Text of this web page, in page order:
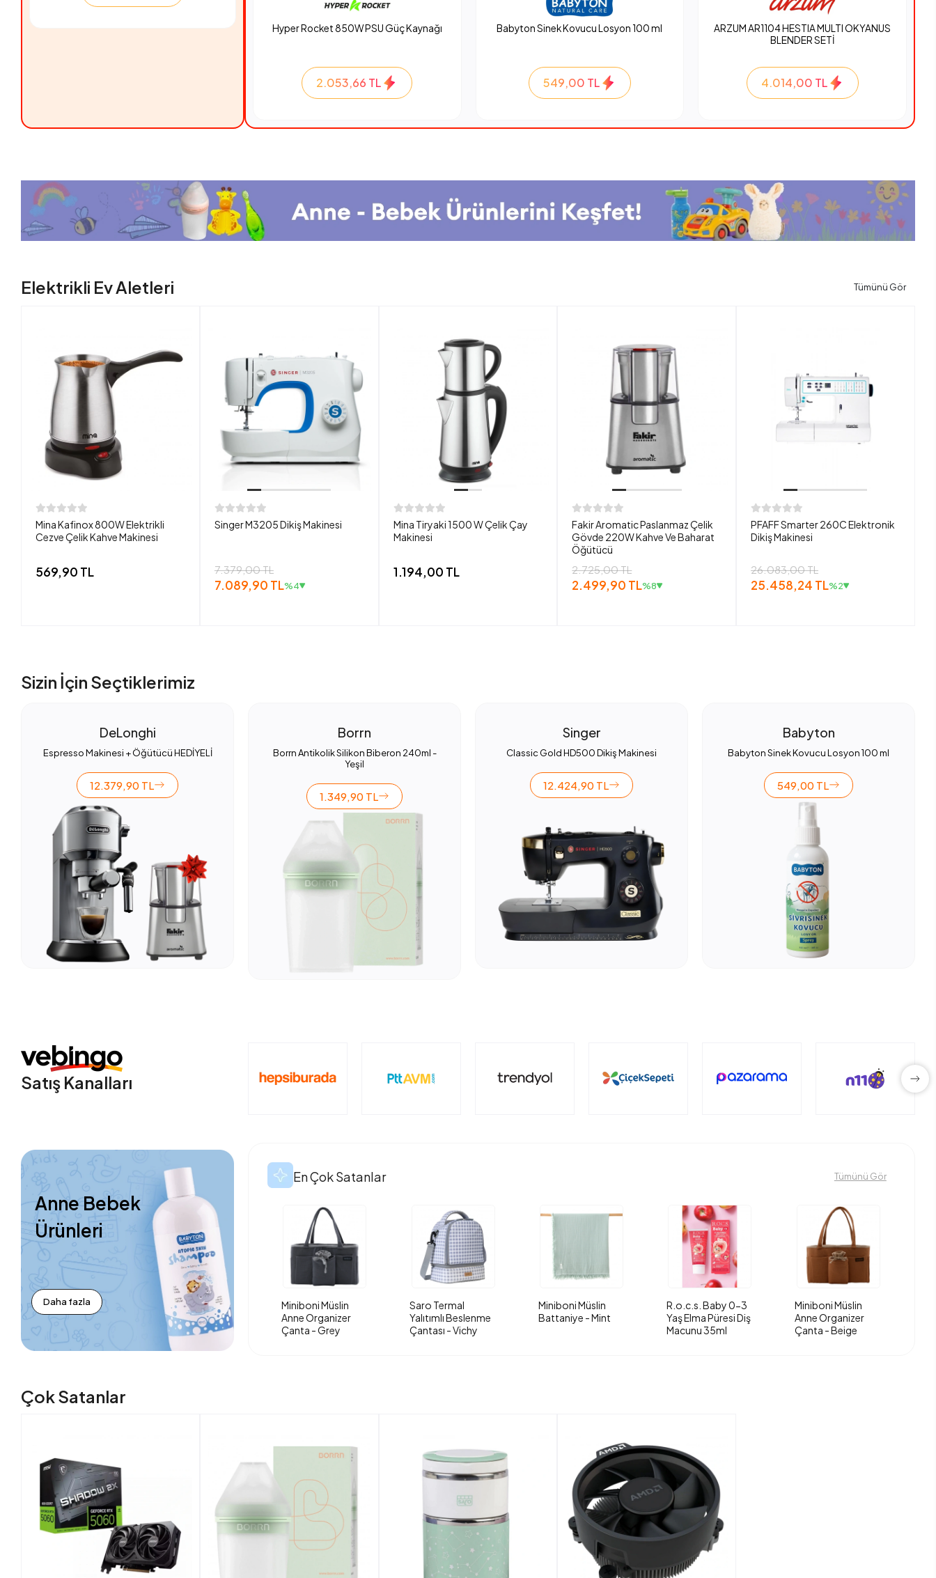
Hyper Rocket 850W PSU Güç Kaynağı
2.053,66 TL
Babyton Sinek Kovucu Losyon 100 ml
549,00 TL
ARZUM AR1104 HESTIA MULTI OKYANUS
BLENDER SETİ
4.014,00 TL
Elektrikli Ev Aletleri Tümünü Gör
Mina Kafinox 800W Elektrikli
Cezve Çelik Kahve Makinesi
569,90 TL
Singer M3205 Dikiş Makinesi
7.379,00 TL
7.089,90 TL%4
Mina Tiryaki 1500 W Çelik Çay
Makinesi
1.194,00 TL
Fakir Aromatic Paslanmaz Çelik
Gövde 220W Kahve Ve Baharat
Öğütücü
2.725,00 TL
2.499,90 TL%8
PFAFF Smarter 260C Elektronik
Dikiş Makinesi
26.083,00 TL
25.458,24 TL%2
Sizin İçin Seçtiklerimiz
DeLonghi
Espresso Makinesi + Öğütücü HEDİYELİ
12.379,90 TL
Borrn
Borrn Antikolik Silikon Biberon 240ml -
Yeşil
1.349,90 TL
Singer
Classic Gold HD500 Dikiş Makinesi
12.424,90 TL
Babyton
Babyton Sinek Kovucu Losyon 100 ml
549,00 TL
Satış Kanalları
Anne Bebek
Ürünleri
Daha fazla
En Çok Satanlar Tümünü Gör
Miniboni Müslin
Anne Organizer
Çanta - Grey
Saro Termal
Yalıtımlı Beslenme
Çantası - Vichy
Miniboni Müslin
Battaniye - Mint
R.o.c.s. Baby 0-3
Yaş Elma Püresi Diş
Macunu 35ml
Miniboni Müslin
Anne Organizer
Çanta - Beige
Çok Satanlar